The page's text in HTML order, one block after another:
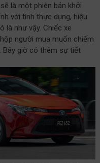
là một phiên bản khởi
với tính thực dụng, hiệu
là như vậy. Chiếc xe
người mua muốn chiếm
Bây giờ có thêm sự tiết